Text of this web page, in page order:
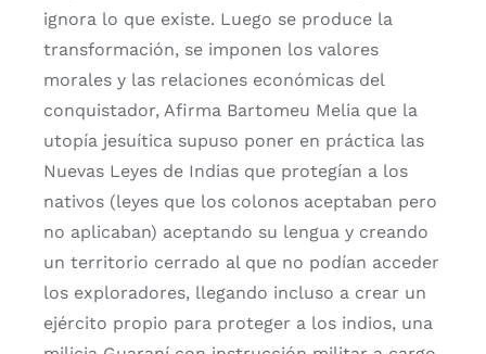
ignora lo que existe. Luego se produce la
transformación, se imponen los valores
morales y las relaciones económicas del
conquistador, Afirma Bartomeu Melia que la
utopía jesuítica supuso poner en práctica las
Nuevas Leyes de Indias que protegían a los
nativos (leyes que los colonos aceptaban pero
no aplicaban) aceptando su lengua y creando
un territorio cerrado al que no podían acceder
los exploradores, llegando incluso a crear un
ejército propio para proteger a los indios, una